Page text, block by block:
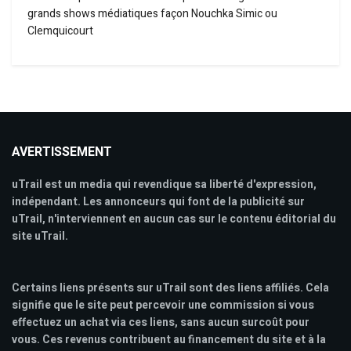
grands shows médiatiques façon Nouchka Simic ou
Clemquicourt
AVERTISSEMENT
uTrail est un media qui revendique sa liberté d'expression,
indépendant. Les annonceurs qui font de la publicité sur
uTrail, n'interviennent en aucun cas sur le contenu éditorial du
site uTrail.
Certains liens présents sur uTrail sont des liens affiliés. Cela
signifie que le site peut percevoir une commission si vous
effectuez un achat via ces liens, sans aucun surcoût pour
vous. Ces revenus contribuent au financement du site et à la